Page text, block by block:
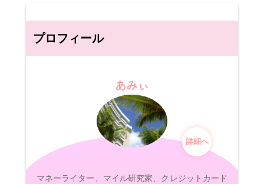
プロフィール
あみぃ
マネーライター、マイル研究家、クレジットカード
詳細へ